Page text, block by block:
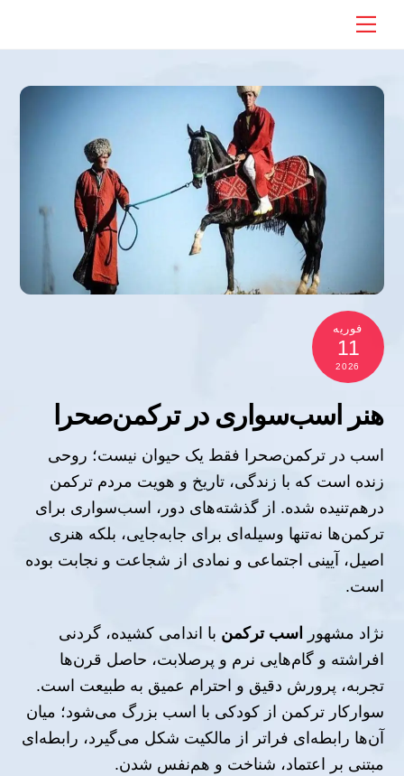
Skip
Menu
فوریه
11
2026
هنر اسب‌سواری در ترکمن‌صحرا
اسب در ترکمن‌صحرا فقط یک حیوان نیست؛ روحی
زنده است که با زندگی، تاریخ و هویت مردم ترکمن
درهم‌تنیده شده. از گذشته‌های دور، اسب‌سواری برای
ترکمن‌ها نه‌تنها وسیله‌ای برای جابه‌جایی، بلکه هنری
اصیل، آیینی اجتماعی و نمادی از شجاعت و نجابت بوده
است.
نژاد مشهور اسب ترکمن با اندامی کشیده، گردنی
افراشته و گام‌هایی نرم و پرصلابت، حاصل قرن‌ها
تجربه، پرورش دقیق و احترام عمیق به طبیعت است.
سوارکار ترکمن از کودکی با اسب بزرگ می‌شود؛ میان
آن‌ها رابطه‌ای فراتر از مالکیت شکل می‌گیرد، رابطه‌ای
مبتنی بر اعتماد، شناخت و هم‌نفس شدن.